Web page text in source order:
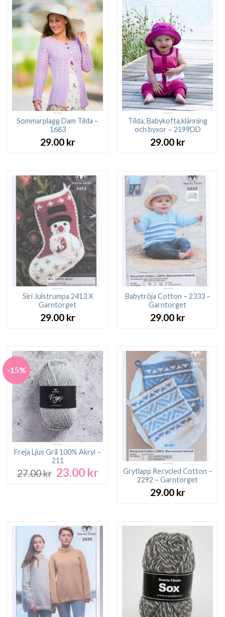
Sommarplagg Dam Tilda –
1683
29.00 kr
Tilda, Babykofta,klänning
och byxor – 2199DD
29.00 kr
Siri Julstrumpa 2413 X
Garntorget
29.00 kr
Babytröja Cotton – 2333 –
Garntorget
29.00 kr
-15%
Freja Ljus Grå 100% Akryl –
211
27.00kr Det
23.00 krDet
nuvarande
Grytlapp Recycled Cotton –
2292 – Garntorget
29.00 kr